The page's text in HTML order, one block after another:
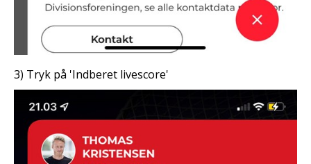
3) Tryk på 'Indberet livescore'